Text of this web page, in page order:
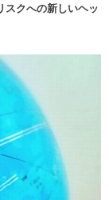
スクへの新しいヘッ